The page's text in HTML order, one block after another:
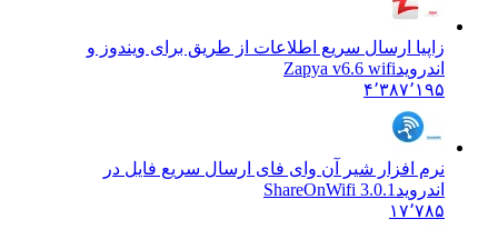
زاپیا ارسال سریع اطلاعات از طریق برای ویندوز و
اندرویدZapya v6.6 wifi
۴٬۳۸۷٬۱۹۵
نرم افزار شیر آن وای فای ارسال سریع فایل در
اندروید ShareOnWifi 3.0.1
۱۷٬۷۸۵